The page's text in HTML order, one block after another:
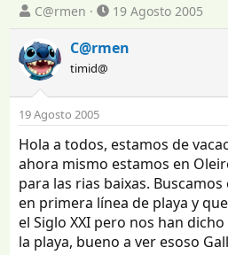
I
n
i
c
i
a
d
o
r
d
e
t
e
m
C@rmen
F
e
c
d
i
n
i
c
o
19 Agosto 2005
C@rmen
timid@
19 Agosto 2005
Hola a todos, estamos de
ahora mismo estamos en
para las rias baixas.
en primera línea de playa y
el Siglo XXI pero nos han
la playa, bueno a ver esoso